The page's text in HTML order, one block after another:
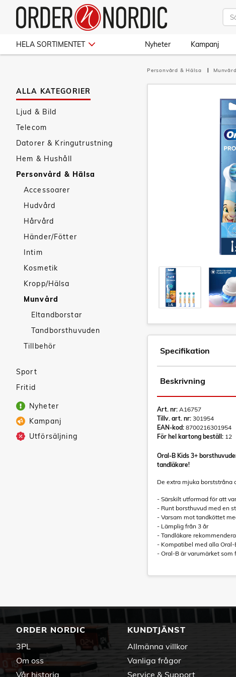
HELA SORTIMENTET Nyheter Kampanj
ALLA KATEGORIER
Ljud & Bild
Telecom
Datorer & Kringutrustning
Hem & Hushåll
Personvård & Hälsa
Accessoarer
Hudvård
Hårvård
Händer/Fötter
Intim
Kosmetik
Kropp/Hälsa
Munvård
Eltandborstar
Tandborsthuvuden
Tillbehör
Sport
Fritid
Nyheter
Kampanj
Utförsäljning
Personvård & Hälsa Munvård
Specifikation
Beskrivning
Art. nr: A16757
Tillv. art. nr: 301954
EAN-kod: 8700216301954
För hel kartong beställ: 12
Oral-B Kids 3+
tandläkare!
De extra mjuka borststråna
- Särskilt utformad för att
- Runt borsthuvud med en
- Varsam mot tandköttet
- Lämplig från 3 år
- Tandläkare
- Kompatibel med alla
- Oral-B är varumärket som
ORDER NORDIC
3PL
Om oss
Vår historia
KUNDTJÄNST
Allmänna villkor
Vanliga frågor
Service & Support